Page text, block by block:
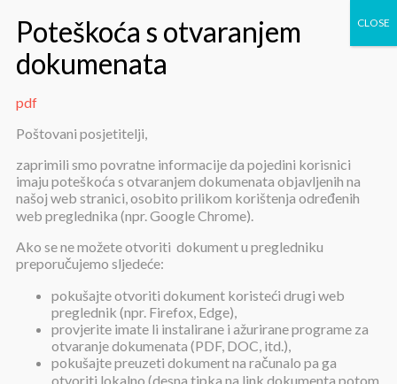
pdf
Objavljeno:12. siječnja 2023.
pdf
Poštovani posjetitelji,
zaprimili smo povratne informacije da pojedini korisnici
imaju poteškoća s otvaranjem dokumenata objavljenih na
našoj web stranici, osobito prilikom korištenja određenih
web preglednika (npr. Google Chrome).
Ako se ne možete otvoriti dokument u pregledniku
preporučujemo sljedeće:
pokušajte otvoriti dokument koristeći drugi web
preglednik (npr. Firefox, Edge),
provjerite imate li instalirane i ažurirane programe za
otvaranje dokumenata (PDF, DOC, itd.),
pokušajte preuzeti dokument na računalo pa ga
otvoriti lokalno (desna tipka na link dokumenta potom